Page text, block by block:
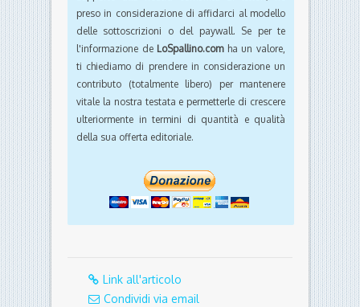
preso in considerazione di affidarci al modello
delle sottoscrizioni o del paywall. Se per te
l'informazione de LoSpallino.comha un valore,
ti chiediamo di prendere in considerazione un
contributo (totalmente libero) per mantenere
vitale la nostra testata e permetterle di crescere
ulteriormente in termini di quantità e qualità
della sua offerta editoriale.
Link all'articolo
Condividi via email